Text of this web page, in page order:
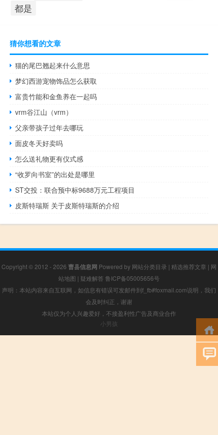
都是
猜你想看的文章
猫的尾巴翘起来什么意思
梦幻西游宠物饰品怎么获取
富贵竹能和金鱼养在一起吗
vrm谷江山（vrm）
父亲带孩子过年去哪玩
面皮冬天好卖吗
怎么送礼物更有仪式感
“收罗向书室”的出处是哪里
ST交投：联合预中标9688万元工程项目
皮斯特瑞斯 关于皮斯特瑞斯的介绍
Copyright © 2012 - 2026 曹县信息网 Powered by 网站分类目录 | 精选推荐文章 | 网
站地图 | 疑难解答 鲁ICP备05005656号
声明：本站内容来自互联网，如信息有错误可发邮件到f_fb#foxmail.com说明，我们
会及时纠正，谢谢
本站仅为个人兴趣爱好，不接盈利性广告及商业合作
小男孩